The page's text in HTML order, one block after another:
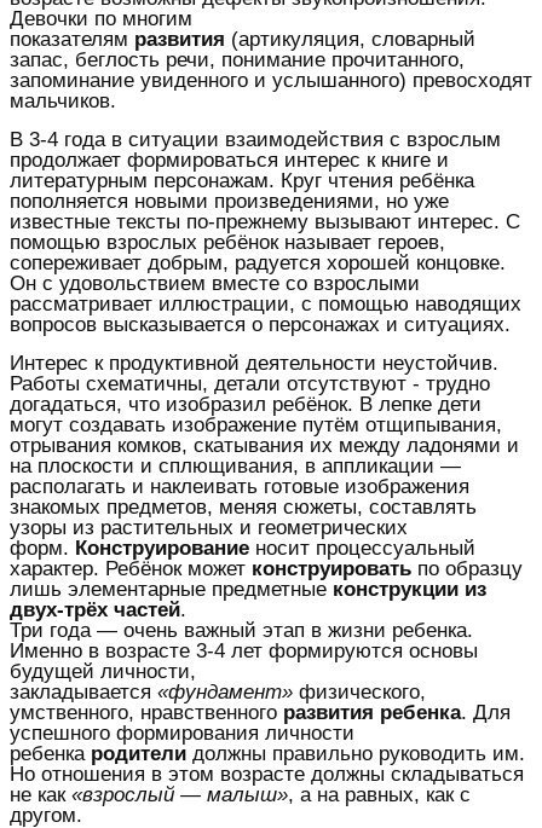
Девочки по многим
показателям развития (артикуляция, словарный
запас, беглость речи, понимание прочитанного,
запоминание увиденного и услышанного) превосходят
мальчиков.
В 3-4 года в ситуации взаимодействия с взрослым
продолжает формироваться интерес к книге и
литературным персонажам. Круг чтения ребёнка
пополняется новыми произведениями, но уже
известные тексты по-прежнему вызывают интерес. С
помощью взрослых ребёнок называет героев,
сопереживает добрым, радуется хорошей концовке.
Он с удовольствием вместе со взрослыми
рассматривает иллюстрации, с помощью наводящих
вопросов высказывается о персонажах и ситуациях.
Интерес к продуктивной деятельности неустойчив.
Работы схематичны, детали отсутствуют - трудно
догадаться, что изобразил ребёнок. В лепке дети
могут создавать изображение путём отщипывания,
отрывания комков, скатывания их между ладонями и
на плоскости и сплющивания, в аппликации —
располагать и наклеивать готовые изображения
знакомых предметов, меняя сюжеты, составлять
узоры из растительных и геометрических
форм. Конструирование носит процессуальный
характер. Ребёнок может конструировать по образцу
лишь элементарные предметные конструкции из
двух-трёх частей.
Три года — очень важный этап в жизни ребенка.
Именно в возрасте 3-4 лет формируются основы
будущей личности,
закладывается «фундамент» физического,
умственного, нравственного развития ребенка. Для
успешного формирования личности
ребенка родители должны правильно руководить им.
Но отношения в этом возрасте должны складываться
не как «взрослый — малыш», а на равных, как с
другом.